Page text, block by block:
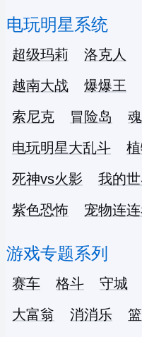
电玩明星系统
超级玛莉 洛克人
越南大战
爆爆王
索尼克
冒险岛
电玩明星大乱斗
死神vs火影
我的
紫色恐怖
宠物连
游戏专题系列
赛车 格斗 守城
大富翁
消消乐